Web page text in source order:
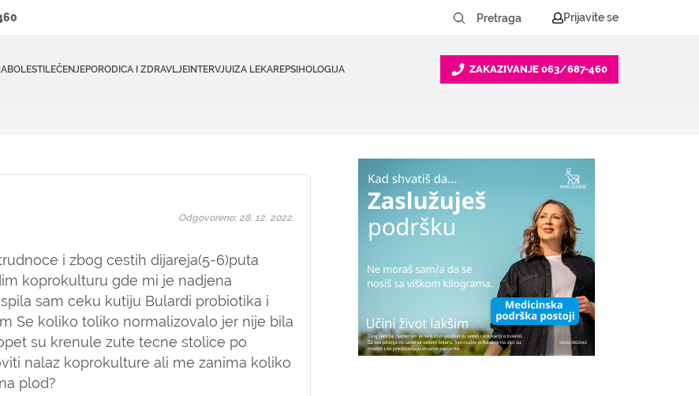
Prijavite se
BOLESTILEČENJEPORODICA I ZDRAVLJEINTERVJUIZA LEKAREPSIHOLOGIJA ZAKAZIVANJE 063/687-460
i zbog cestih dijareja(5-6)puta
koprokulturu gde mi je nadjena
sam ceku kutiju Bulardi probiotika i
Se koliko toliko normalizovalo jer nije bila
su krenule zute tecne stolice po
nalaz koprokulture ali me zanima koliko
plod?
Odgovoreno: 28. 12. 2022.